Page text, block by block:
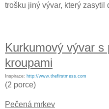
trošku jiný vývar, který zasytil
Kurkumový vývar
kroupami
Inspirace: http://www.thefirstmess.com
(2 porce)
Pečená mrkev